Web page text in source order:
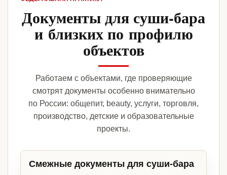
Документы для суши-бара
и близких по профилю
объектов
Работаем с объектами, где проверяющие
смотрят документы особенно внимательно
по России: общепит, beauty, услуги, торговля,
производство, детские и образовательные
проекты.
Смежные документы для суши-бара